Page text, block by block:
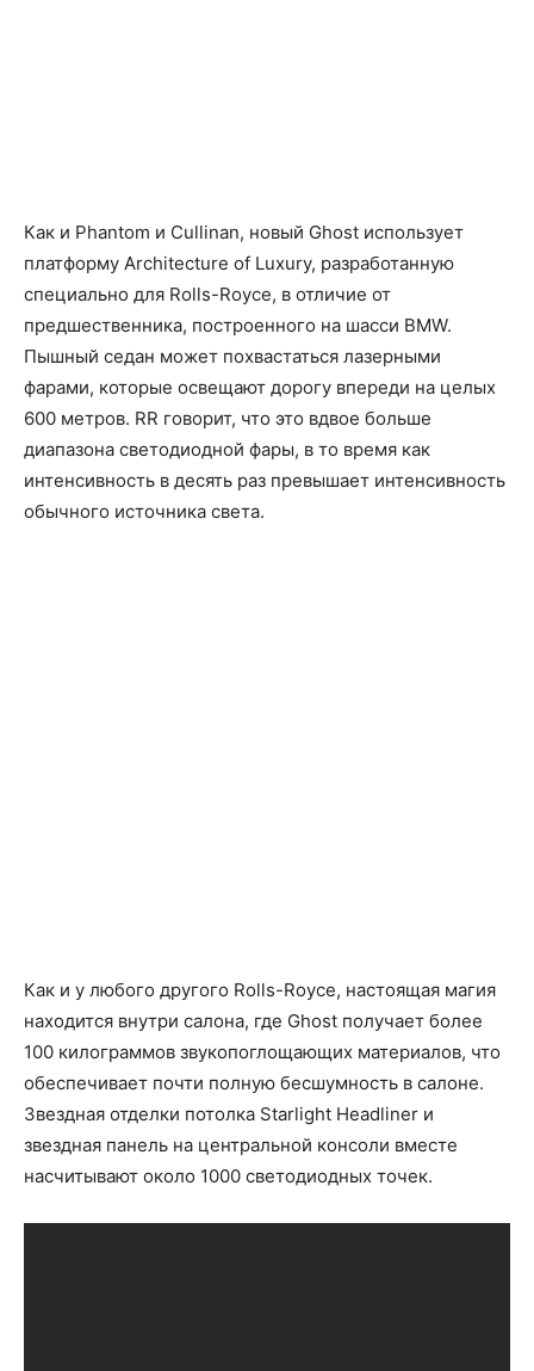
Как и Phantom и Cullinan, новый Ghost использует
платформу Architecture of Luxury, разработанную
специально для Rolls-Royce, в отличие от
предшественника, построенного на шасси BMW.
Пышный седан может похвастаться лазерными
фарами, которые освещают дорогу впереди на целых
600 метров. RR говорит, что это вдвое больше
диапазона светодиодной фары, в то время как
интенсивность в десять раз превышает интенсивность
обычного источника света.
Как и у любого другого Rolls-Royce, настоящая магия
находится внутри салона, где Ghost получает более
100 килограммов звукопоглощающих материалов, что
обеспечивает почти полную бесшумность в салоне.
Звездная отделки потолка Starlight Headliner и
звездная панель на центральной консоли вместе
насчитывают около 1000 светодиодных точек.